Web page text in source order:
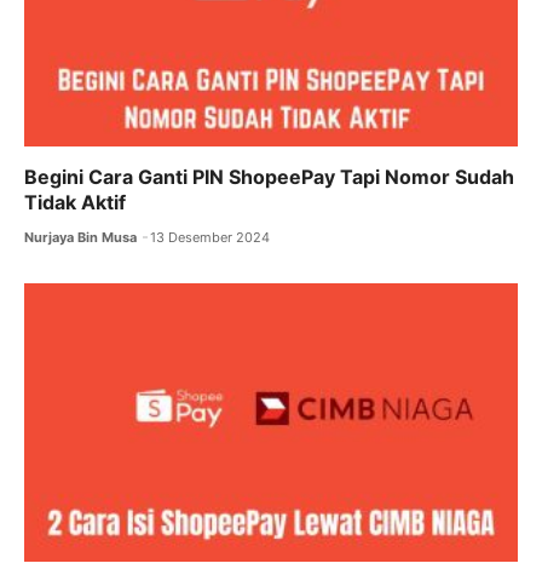
Begini Cara Ganti PIN ShopeePay Tapi Nomor Sudah
Tidak Aktif
Nurjaya Bin Musa 13 Desember 2024